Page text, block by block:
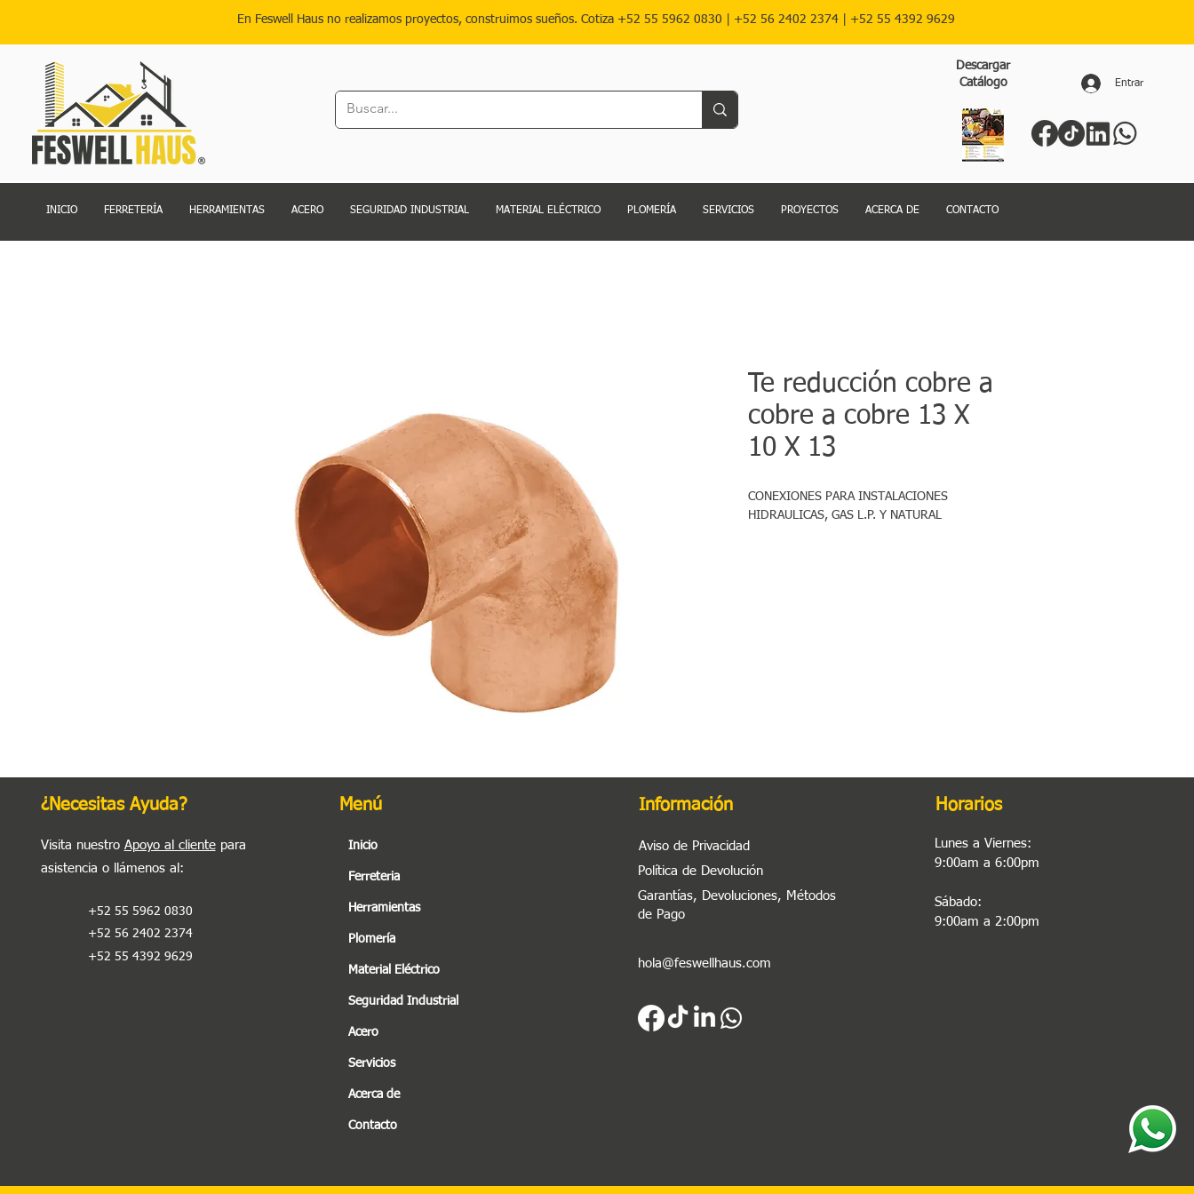
En Feswell Haus no realizamos proyectos, construimos sueños. Cotiza +52 55 5962 0830 +52 56 2402 2374 | +52 55 4392 9629
Entrar
Descargar
Catálogo
INICIO FERRETERÍA HERRAMIENTAS ACERO SEGURIDAD INDUSTRIAL MATERIAL ELÉCTRICO PLOMERÍA SERVICIOS PROYECTOS ACERCA DE CONTACTO
Te reducción cobre a
cobre a cobre 13 X
10 X 13
CONEXIONES PARA INSTALACIONES
HIDRAULICAS, GAS L.P. Y NATURAL
¿Necesitas Ayuda?
Visita nuestro Apoyo al clientepara
asistencia o llámenos al :
+52 55 5962 0830
+52 56 2402 2374
+52 55 4392 9629
Menú
Inicio
Ferreteria
Herramientas
Plomería
Material Eléctrico
Seguridad Industrial
Acero
Servicios
Acerca de
Contacto
Información
Aviso de Privacidad
Política de Devolución
Garantías, Devoluciones, Métodos
de Pago
hola@feswellhaus.com
Horarios
Lunes a Viernes:
9:00am a 6:00pm
Sábado:
9:00am a 2:00pm